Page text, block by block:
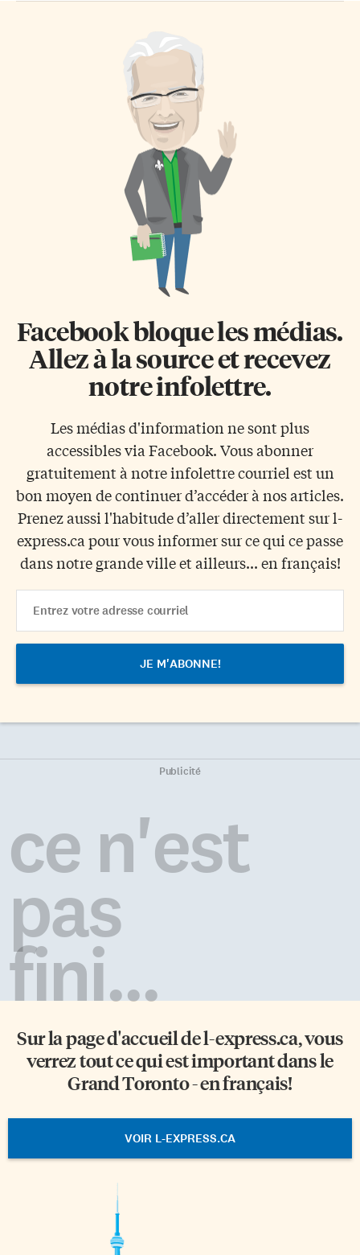
Facebook bloque les médias.
Allez à la source et recevez
notre infolettre.
Les médias d'information ne sont plus
accessibles via Facebook. Vous abonner
gratuitement à notre infolettre courriel est un
bon moyen de continuer d’accéder à nos articles.
Prenez aussi l'habitude d’aller directement sur l-
express.ca pour vous informer sur ce qui ce passe
dans notre grande ville et ailleurs... en français!
Address
Publicité
ce n'est
pas
fini...
Sur la page d'accueil del-express.ca, vous
verrez tout ce qui est important dans le
Grand Toronto - en français!
VOIR L-EXPRESS.CA